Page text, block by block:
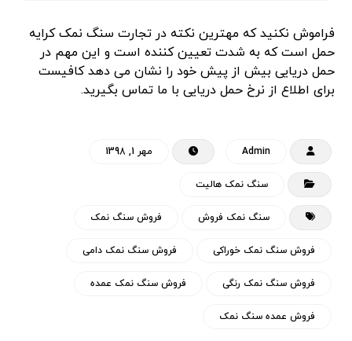
فراموش نکنید که مهترین نکته در تجارت سنگ نمک کرایه
حمل است که به شدت تعیین کننده است و این مهم در
حمل دریایی بیش از پیش خود را نشان می دهد کافیست
برای اطلاع از نرخ حمل دریایی با ما تماس بگیرید.
Admin مهر 1, 1398
سنگ نمک هالیت
سنگ نمک فروش فروش سنگ نمک
فروش سنگ نمک خوراکی فروش سنگ نمک دامی
فروش سنگ نمک رنگی فروش سنگ نمک عمده
فروش عمده سنگ نمک